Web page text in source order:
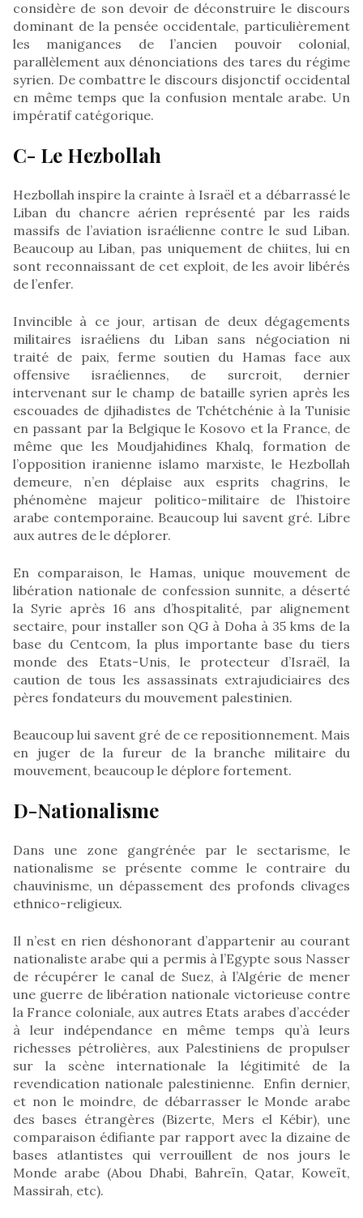
considère de son devoir de déconstruire le discours
dominant de la pensée occidentale, particulièrement
les manigances de l’ancien pouvoir colonial,
parallèlement aux dénonciations des tares du régime
syrien. De combattre le discours disjonctif occidental
en même temps que la confusion mentale arabe. Un
impératif catégorique.
C- Le Hezbollah
Hezbollah inspire la crainte à Israël et a débarrassé le
Liban du chancre aérien représenté par les raids
massifs de l’aviation israélienne contre le sud Liban.
Beaucoup au Liban, pas uniquement de chiites, lui en
sont reconnaissant de cet exploit, de les avoir libérés
de l’enfer.
Invincible à ce jour, artisan de deux dégagements
militaires israéliens du Liban sans négociation ni
traité de paix, ferme soutien du Hamas face aux
offensive israéliennes, de surcroit, dernier
intervenant sur le champ de bataille syrien après les
escouades de djihadistes de Tchétchénie à la Tunisie
en passant par la Belgique le Kosovo et la France, de
même que les Moudjahidines Khalq, formation de
l’opposition iranienne islamo marxiste, le Hezbollah
demeure, n’en déplaise aux esprits chagrins, le
phénomène majeur politico-militaire de l’histoire
arabe contemporaine. Beaucoup lui savent gré. Libre
aux autres de le déplorer.
En comparaison, le Hamas, unique mouvement de
libération nationale de confession sunnite, a déserté
la Syrie après 16 ans d’hospitalité, par alignement
sectaire, pour installer son QG à Doha à 35 kms de la
base du Centcom, la plus importante base du tiers
monde des Etats-Unis, le protecteur d’Israël, la
caution de tous les assassinats extrajudiciaires des
pères fondateurs du mouvement palestinien.
Beaucoup lui savent gré de ce repositionnement. Mais
en juger de la fureur de la branche militaire du
mouvement, beaucoup le déplore fortement.
D-Nationalisme
Dans une zone gangrénée par le sectarisme, le
nationalisme se présente comme le contraire du
chauvinisme, un dépassement des profonds clivages
ethnico-religieux.
Il n’est en rien déshonorant d’appartenir au courant
nationaliste arabe qui a permis à l’Egypte sous Nasser
de récupérer le canal de Suez, à l’Algérie de mener
une guerre de libération nationale victorieuse contre
la France coloniale, aux autres Etats arabes d’accéder
à leur indépendance en même temps qu’à leurs
richesses pétrolières, aux Palestiniens de propulser
sur la scène internationale la légitimité de la
revendication nationale palestinienne. Enfin dernier,
et non le moindre, de débarrasser le Monde arabe
des bases étrangères (Bizerte, Mers el Kébir), une
comparaison édifiante par rapport avec la dizaine de
bases atlantistes qui verrouillent de nos jours le
Monde arabe (Abou Dhabi, Bahreïn, Qatar, Koweït,
Massirah, etc).